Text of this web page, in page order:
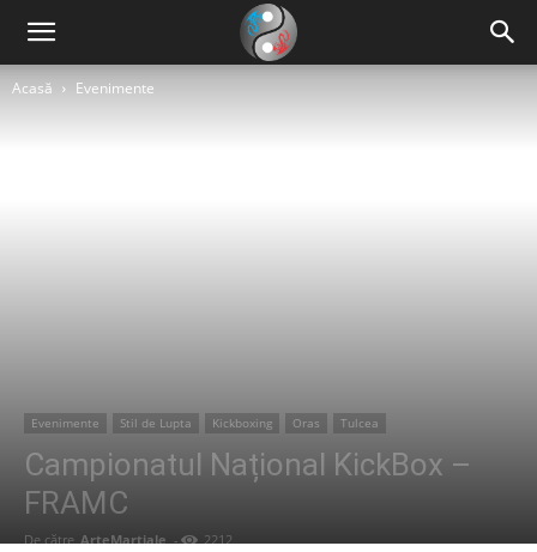
Acasă Evenimente
Evenimente Stil de Lupta Kickboxing Oras Tulcea
Campionatul Național KickBox –
FRAMC
De către ArteMartiale - 2212